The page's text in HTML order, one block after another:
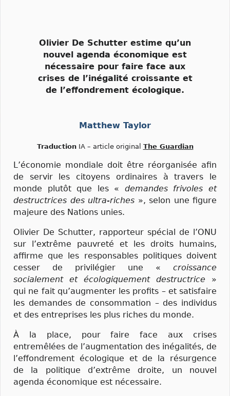
Olivier De Schutter estime qu’un
nouvel agenda économique est
nécessaire pour faire face aux
crises de l’inégalité croissante et
de l’effondrement écologique.
Matthew Taylor
TraductionIA – article original The Guardian
L’économie mondiale doit être réorganisée afin
de servir les citoyens ordinaires à travers le
monde plutôt que les « demandes frivoles et
destructrices des ultra-riches », selon une figure
majeure des Nations unies.
Olivier De Schutter, rapporteur spécial de l’ONU
sur l’extrême pauvreté et les droits humains,
affirme que les responsables politiques doivent
cesser de privilégier une « croissance
socialement et écologiquement destructrice »
qui ne fait qu’augmenter les profits – et satisfaire
les demandes de consommation – des individus
et des entreprises les plus riches du monde.
À la place, pour faire face aux crises
entremêlées de l’augmentation des inégalités, de
l’effondrement écologique et de la résurgence
de la politique d’extrême droite, un nouvel
agenda économique est nécessaire.